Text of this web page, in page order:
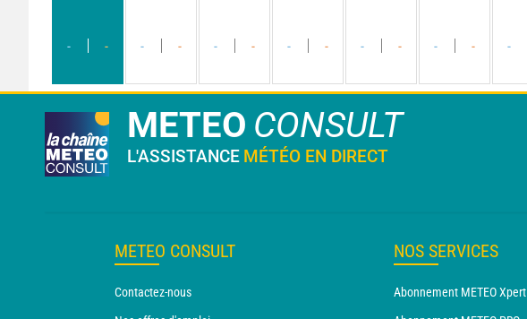
- - - - - - - - - - - - -
METEO CONSULT
L'ASSISTANCE MÉTÉO EN DIRECT
METEO CONSULT
Contactez-nous
NOS SERVICES
Abonnement METEO Xpert